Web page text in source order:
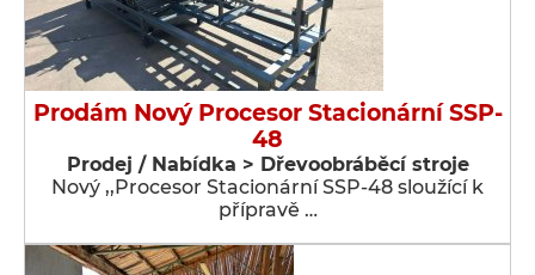
Prodám Nový Procesor Stacionární SSP-
48
Prodej / Nabídka > Dřevoobráběcí stroje
Nový ,,Procesor Stacionární SSP-48 sloužící k
přípravě …